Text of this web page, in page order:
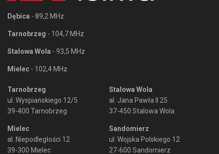
Dębica - 89,2 MHz
Tarnobrzeg - 104,7 MHz
Stalowa Wola - 93,5 MHz
Mielec - 102,4 MHz
Tarnobrzeg
ul. Wyspiańskiego 12/5
39-400 Tarnobrzeg
Mielec
al. Niepodległości 12
39-300 Mielec
Stalowa Wola
al. Jana Pawła II 25
37-450 Stalowa Wola
Sandomierz
ul. Wojska Polskiego 12
27-600 Sandomierz